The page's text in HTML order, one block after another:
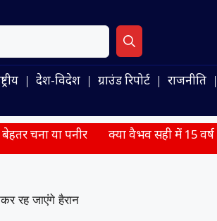
देश-विदेश ग्राउंड रिपोर्ट राजनीति
क्या वैभव सही में 15 वर्ष के हैं? पूर्व
रह जाएंगे हैरान